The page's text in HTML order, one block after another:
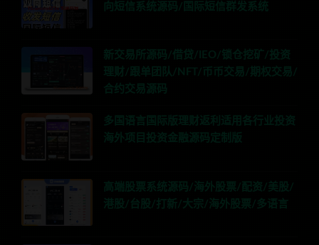
向短信系统源码/国际短信群发系统
新交易所源码/借贷/IEO/锁仓挖矿/投资
理财/跟单团队/NFT/币币交易/期权交易/
合约交易源码
多国语言国际版理财返利适用各行业投资
海外项目投资金融源码定制版
高端股票系统源码/海外股票/配资/美股/
港股/台股/打新/大宗/海外股票/多语言